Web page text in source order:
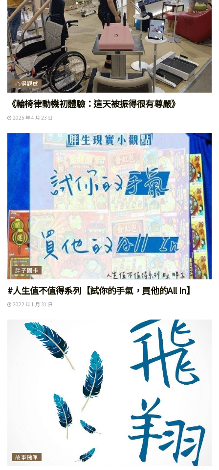
心得觀感
《輪椅律動機初體驗：這天被振得很有尊嚴》
2025 年 4 月 23 日
胖子圖卡
#人生值不值得系列【試你的手氣，買他的All In】
2022 年 1 月 31 日
故事隨筆